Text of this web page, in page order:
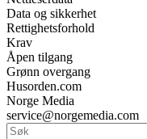
Data og sikkerhet
Rettighetsforhold
Krav
Åpen tilgang
Grønn overgang
Husorden.com
Norge Media
service@norgemedia.com